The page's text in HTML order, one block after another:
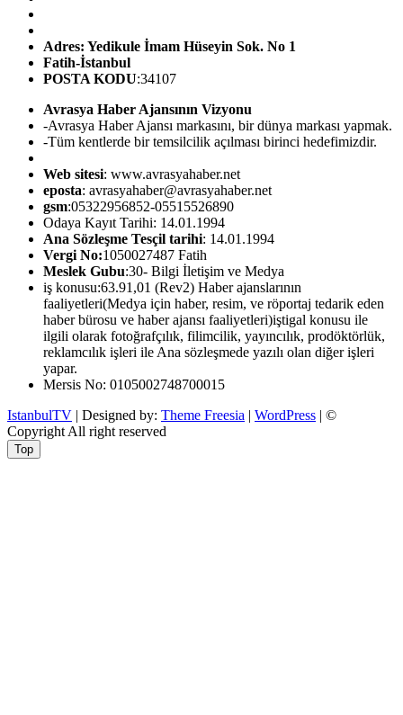
Adres: Yedikule İmam Hüseyin Sok. No 1
Fatih-İstanbul
POSTA KODU:34107
Avrasya Haber Ajansının Vizyonu
-Avrasya Haber Ajansı markasını, bir dünya markası yapmak.
-Tüm kentlerde bir temsilcilik açılması birinci hedefimizdir.
Web sitesi: www.avrasyahaber.net
eposta: avrasyahaber@avrasyahaber.net
gsm:05322956852-05515526890
Odaya Kayıt Tarihi: 14.01.1994
Ana Sözleşme Tesçil tarihi: 14.01.1994
Vergi No:1050027487 Fatih
Meslek Gubu:30- Bilgi İletişim ve Medya
iş konusu:63.91,01 (Rev2) Haber ajanslarının
faaliyetleri(Medya için haber, resim, ve röportaj tedarik eden
haber bürosu ve haber ajansı faaliyetleri)iştigal konusu ile
ilgili olarak fotoğrafçılık, filimcilik, yayıncılık, prodöktörlük,
reklamcılık işleri ile Ana sözleşmede yazılı olan diğer işleri
yapar.
Mersis No: 0105002748700015
IstanbulTV | Designed by: Theme Freesia | WordPress | ©
Copyright All right reserved
Top